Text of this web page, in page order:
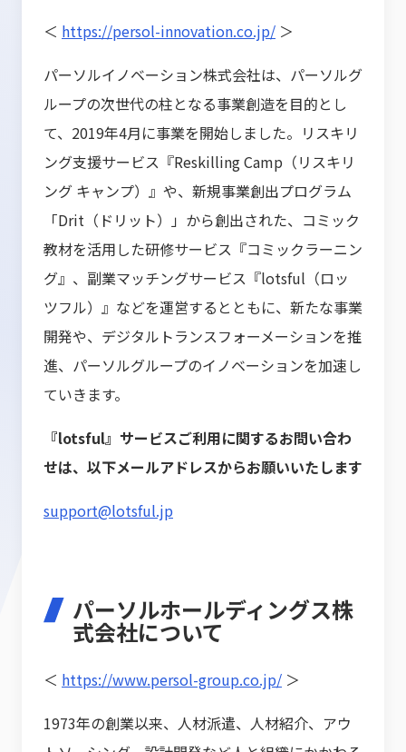
＜ https://persol-innovation.co.jp/ ＞
パーソルイノベーション株式会社は、パーソルグ
ループの次世代の柱となる事業創造を目的とし
て、2019年4月に事業を開始しました。リスキリ
ング支援サービス『Reskilling Camp（リスキリ
ング キャンプ）』や、新規事業創出プログラム
「Drit（ドリット）」から創出された、コミック
教材を活用した研修サービス『コミックラーニン
グ』、副業マッチングサービス『lotsful（ロッ
ツフル）』などを運営するとともに、新たな事業
開発や、デジタルトランスフォーメーションを推
進、パーソルグループのイノベーションを加速し
ていきます。
『lotsful』サービスご利用に関するお問い合わ
せは、以下メールアドレスからお願いいたします
support@lotsful.jp
パーソルホールディングス株
式会社について
＜ https://www.persol-group.co.jp/ ＞
1973年の創業以来、人材派遣、人材紹介、アウ